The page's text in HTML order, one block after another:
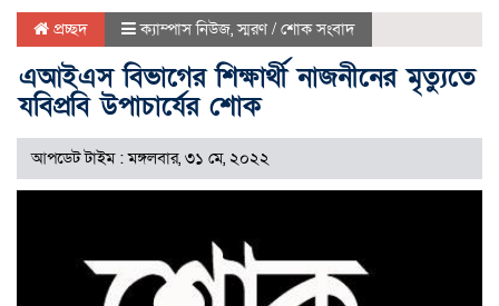
প্রচ্ছদ ক্যাম্পাস নিউজ,স্মরণ / শোক সংবাদ
এআইএস বিভাগের শিক্ষার্থী নাজনীনের মৃত্যুতে
যবিপ্রবি উপাচার্যের শোক
আপডেট টাইম : মঙ্গলবার, ৩১ মে, ২০২২